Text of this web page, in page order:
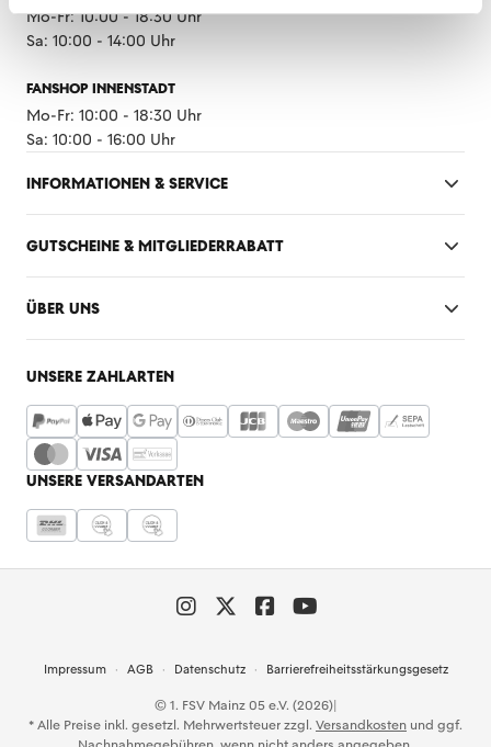
Mo-Fr: 10:00 - 18:30 Uhr
Sa: 10:00 - 14:00 Uhr
FANSHOP INNENSTADT
Mo-Fr: 10:00 - 18:30 Uhr
Sa: 10:00 - 16:00 Uhr
INFORMATIONEN & SERVICE
GUTSCHEINE & MITGLIEDERRABATT
ÜBER UNS
UNSERE ZAHLARTEN
UNSERE VERSANDARTEN
Impressum AGB Datenschutz Barrierefreiheitsstärkungsgesetz
© 1. FSV Mainz 05 e.V. (2026)|
* Alle Preise inkl. gesetzl. Mehrwertsteuer zzgl. Versandkosten und ggf.